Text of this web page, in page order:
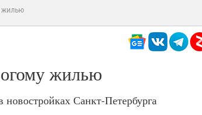
жилью
жилью
Санкт-Петербурга